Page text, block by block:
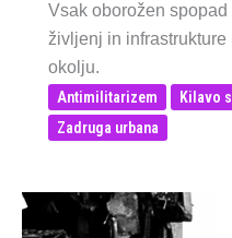
Vsak oborožen
življenj in
okolju.
Antimilitarizem Kilavo
Zadruga urbana